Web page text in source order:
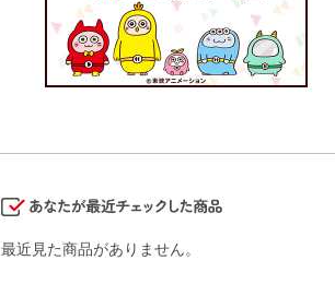
最近見た商品がありません。